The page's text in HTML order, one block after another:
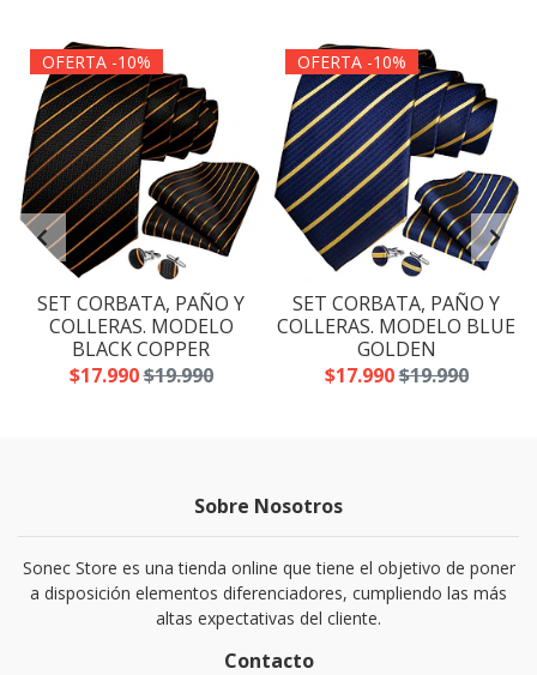
OFERTA -10%
SET CORBATA, PAÑO Y
COLLERAS. MODELO
BLACK COPPER
$17.990$19.990
OFERTA -10%
SET CORBATA, PAÑO Y
COLLERAS. MODELO BLUE
GOLDEN
$17.990$19.990
Sobre Nosotros
Sonec Store es una tienda online que tiene el objetivo de poner
a disposición elementos diferenciadores, cumpliendo las más
altas expectativas del cliente.
Contacto